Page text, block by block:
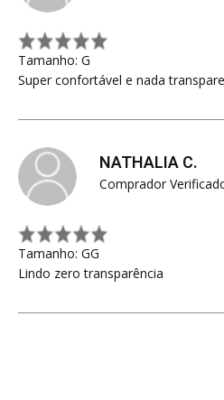
Tamanho: G
Super confortável e nada
NATHALIA C.
Comprador
Tamanho: GG
Lindo zero transparência